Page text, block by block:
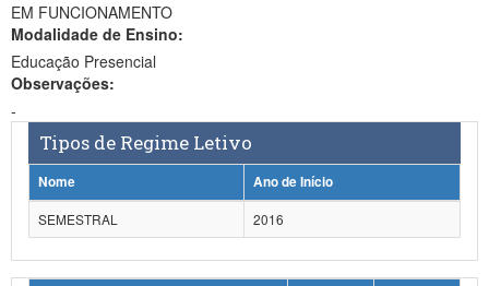
Ministério do Desenvolvimento Regional
Controladoria-Geral da União
Ministério da Mulher, da Família e dos Direitos Humanos
Secretaria-Geral
EM FUNCIONAMENTO
Modalidade de Ensino:
Educação Presencial
Observações:
-
Tipos de Regime Letivo
Nome
Ano de Início
SEMESTRAL
2016